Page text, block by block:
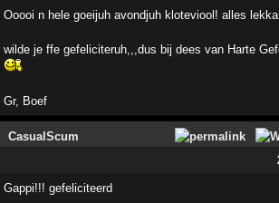
Ooooi n hele goeijuh avondjuh kloteviool! alles
wilde je ffe gefeliciteruh,,,dus bij dees van Harte
Gr, Boef
CasualScum
Gappi!!! gefeliciteerd